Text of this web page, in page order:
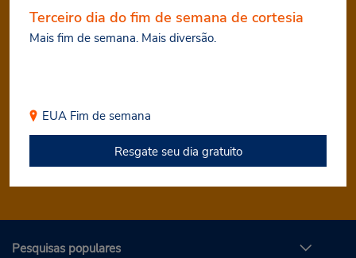
Terceiro dia do fim de semana de cortesia
Mais fim de semana. Mais diversão.
EUA Fim de semana
Resgate seu dia gratuito
Pesquisas populares